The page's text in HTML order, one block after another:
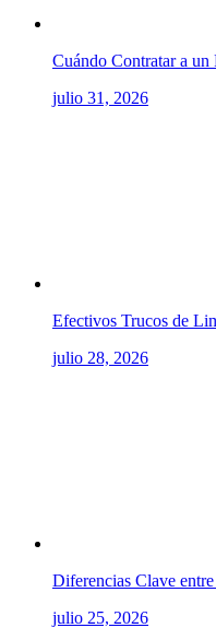
Cuándo Contratar a un
julio 31, 2026
Efectivos Trucos de
julio 28, 2026
Diferencias Clave
julio 25, 2026